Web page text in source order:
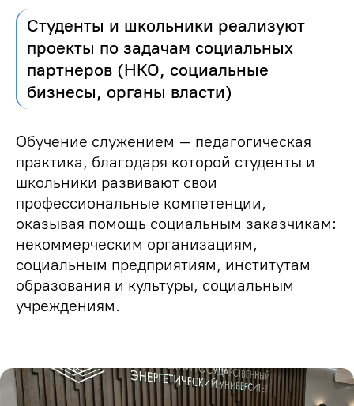
Студенты и школьники реализуют
проекты по задачам социальных
партнеров (НКО, социальные
бизнесы, органы власти)
Обучение служением – педагогическая
практика, благодаря которой студенты и
школьники развивают свои
профессиональные компетенции,
оказывая помощь социальным заказчикам:
некоммерческим организациям,
социальным предприятиям, институтам
образования и культуры, социальным
учреждениям.